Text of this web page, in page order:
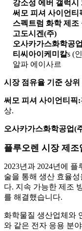
강소성 에버 갤럭시
써모 피셔 사이언티
스펙트럼 화학 제조
고도시겐(주)
오사카가스화학공
티씨아이케미칼s (
알파 에이사르
시장 점유율 기준 상위
써모 피셔 사이언티픽:
상.
오사카가스화학공업(
플루오렌 시장 제
2023년과 2024년에
술을 통해 생산 효율
다. 지속 가능한 제조
를 해결했습니다.
화학물질 생산업체와
와 같은 전자 응용 분